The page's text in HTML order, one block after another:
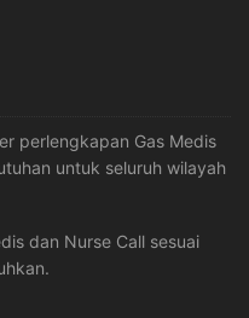
perlengkapan Gas Medis
untuk seluruh wilayah
dan Nurse Call sesuai